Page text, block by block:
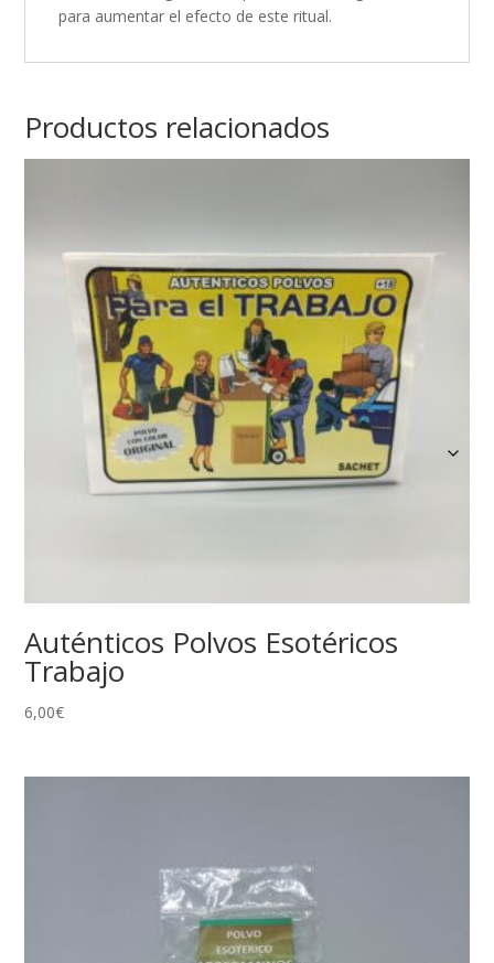
para aumentar el efecto de este ritual.
Productos relacionados
Auténticos Polvos Esotéricos
Trabajo
6,00€